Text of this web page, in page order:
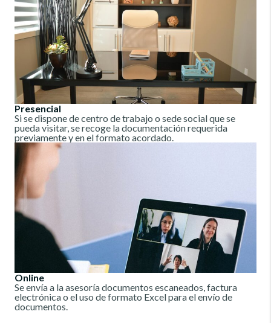
Presencial
Si se dispone de centro de trabajo o sede social que se
pueda visitar, se recoge la documentación requerida
previamente y en el formato acordado.
Online
Se envía a la asesoría documentos escaneados, factura
electrónica o el uso de formato Excel para el envío de
documentos.